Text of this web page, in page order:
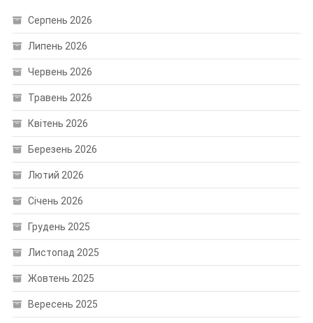
Серпень 2026
Липень 2026
Червень 2026
Травень 2026
Квітень 2026
Березень 2026
Лютий 2026
Січень 2026
Грудень 2025
Листопад 2025
Жовтень 2025
Вересень 2025